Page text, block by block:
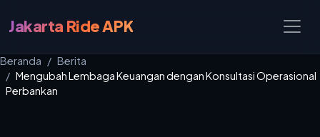
Jakarta Ride APK
Beranda
Berita
Mengubah Lembaga Keuangan dengan Konsultasi Operasional
Perbankan